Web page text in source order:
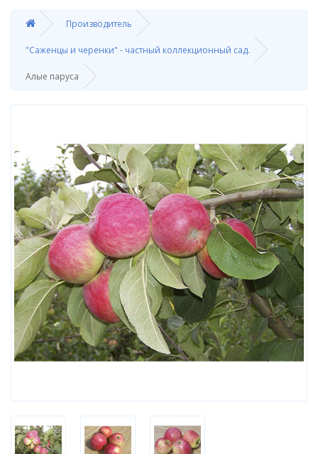
Производитель
"Саженцы и черенки" - частный коллекционный сад.
Алые паруса